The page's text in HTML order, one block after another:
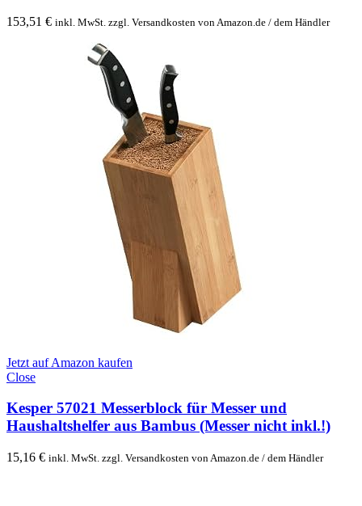
153,51 € inkl. MwSt. zzgl. Versandkosten von Amazon.de / dem Händler
Jetzt auf Amazon kaufen
Close
Kesper 57021 Messerblock für Messer und
Haushaltshelfer aus Bambus (Messer nicht inkl.!)
15,16 € inkl. MwSt. zzgl. Versandkosten von Amazon.de / dem Händler